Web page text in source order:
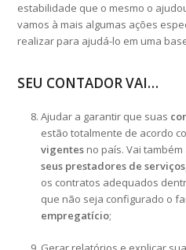
estabilidade que o mesmo o
vamos à mais algumas ações
realizar para ajudá-lo em uma
SEU CONTADOR VAI…
Ajudar a garantir que suas
estão totalmente de acordo
vigentes no país. Vai
seus prestadores de serviços
os contratos adequados
que não seja configurado o
empregatício;